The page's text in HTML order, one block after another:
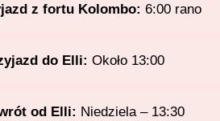
z fortu Kolombo: 6:00 rano
do Elli: Około 13:00
od Elli: Niedziela – 13:30